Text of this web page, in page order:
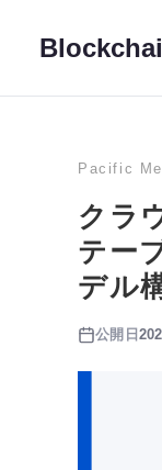
Pacific
クラ
テー
デル
公開日